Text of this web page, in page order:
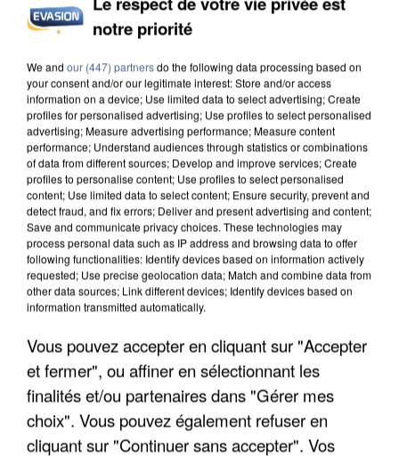
INCENDIES : L’ÎLE-DE-FRANCE LANCE UN ÉLAN
DE SOLIDARITÉ AVEC LES...
APRÈS TOUTES CES CANICULES, LES REFUGES
DE FAUNE SAUVAGE SONT...
notre priorité
We and our (447) partnersdo the following data processing based on
your consent and/or our legitimate interest: Store and/or access
information on a device; Use limited data to select advertising; Create
profiles for personalised advertising; Use profiles to select personalised
advertising; Measure advertising performance; Measure content
performance; Understand audiences through statistics or combinations
of data from different sources; Develop and improve services; Create
profiles to personalise content; Use profiles to select personalised
content; Use limited data to select content; Ensure security, prevent and
detect fraud, and fix errors; Deliver and present advertising and content;
Save and communicate privacy choices. These technologies may
process personal data such as IP address and browsing data to offer
following functionalities: Identify devices based on information actively
requested; Use precise geolocation data; Match and combine data from
other data sources; Link different devices; Identify devices based on
information transmitted automatically.
Vous pouvez accepter en cliquant sur "Accepter
et fermer", ou affiner en sélectionnant les
finalités et/ou partenaires dans "Gérer mes
choix". Vous pouvez également refuser en
cliquant sur "Continuer sans accepter". Vos